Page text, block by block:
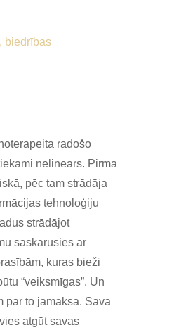
biedrības
radošo
nelineārs. Pirmā
pēc tam strādāja
tehnoloģiju
strādājot
saskārusies ar
kuras bieži
“veiksmīgas”. Un
par to jāmaksā. Savā
atgūt savas